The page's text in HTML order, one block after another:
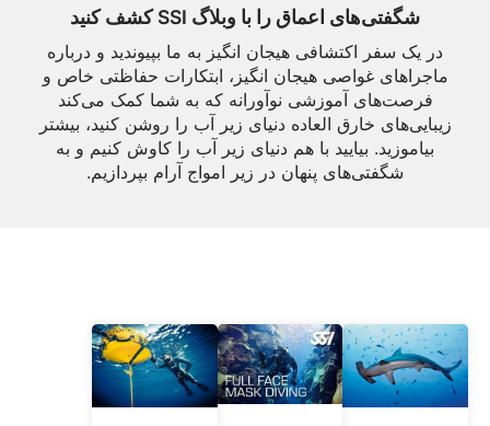
شگفتی‌های اعماق را با وبلاگ SSI کشف کنید
در یک سفر اکتشافی هیجان انگیز به ما بپیوندید و درباره
ماجراهای غواصی هیجان انگیز، ابتکارات حفاظتی خاص و
فرصت‌های آموزشی نوآورانه که به شما کمک می‌کند
زیبایی‌های خارق العاده دنیای زیر آب را روشن کنید، بیشتر
بیاموزید. بیایید با هم دنیای زیر آب را کاوش کنیم و به
شگفتی‌های پنهان در زیر امواج آرام بپردازیم.